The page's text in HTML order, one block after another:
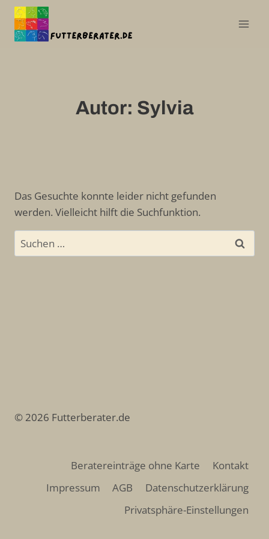
Zum
Inhalt
springen
Autor: Sylvia
Das Gesuchte konnte leider nicht gefunden
werden. Vielleicht hilft die Suchfunktion.
Suchen
nach:
© 2026 Futterberater.de
Beratereinträge ohne Karte
Kontakt
Impressum
AGB
Datenschutzerklärung
Privatsphäre-Einstellungen